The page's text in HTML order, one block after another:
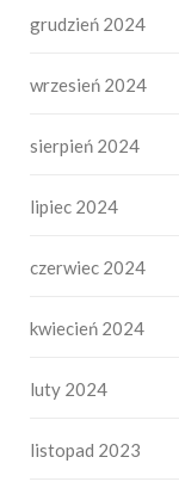
grudzień 2024
wrzesień 2024
sierpień 2024
lipiec 2024
czerwiec 2024
kwiecień 2024
luty 2024
listopad 2023